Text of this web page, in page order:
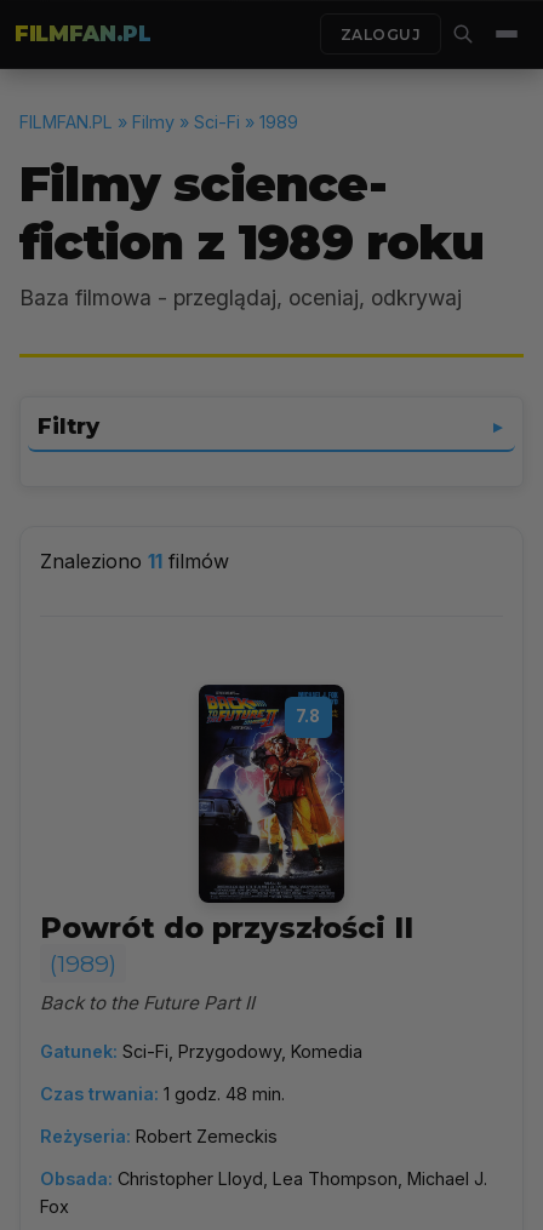
FILMFAN.PL ZALOGUJ
FILMFAN.PL » Filmy » Sci-Fi » 1989
Filmy science-
fiction z 1989 roku
Baza filmowa - przeglądaj, oceniaj, odkrywaj
Filtry ▼
Znaleziono 11 filmów
7.8
Powrót do przyszłości II
(1989)
Back to the Future Part II
Gatunek: Sci-Fi, Przygodowy, Komedia
Czas trwania: 1 godz. 48 min.
Reżyseria: Robert Zemeckis
Obsada: Christopher Lloyd, Lea Thompson, Michael J.
Fox